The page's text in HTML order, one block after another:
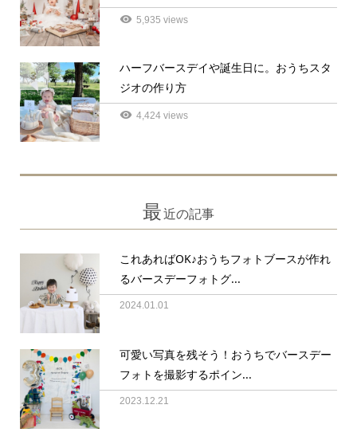
5,935 views
3
ハーフバースデイや誕生日に。おうちスタ
ジオの作り方
4,424 views
最近の記事
これあればOK♪おうちフォトブースが作れ
るバースデーフォトグ...
2024.01.01
可愛い写真を残そう！おうちでバースデー
フォトを撮影するポイン...
2023.12.21